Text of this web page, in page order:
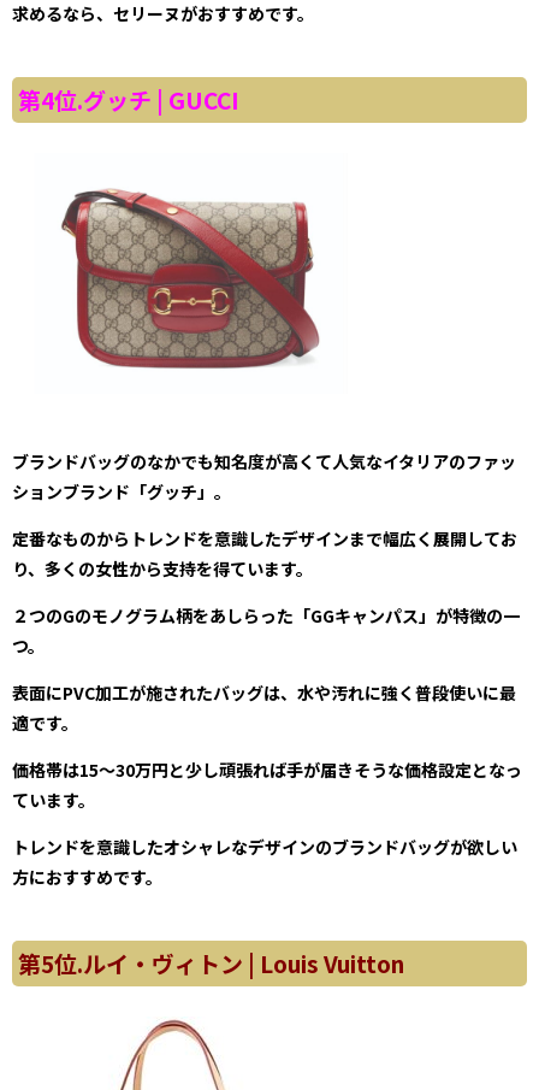
求めるなら、セリーヌがおすすめです。
第4位.グッチ | GUCCI
ブランドバッグのなかでも知名度が高くて人気なイタリアのファッ
ションブランド「グッチ」。
定番なものからトレンドを意識したデザインまで幅広く展開してお
り、多くの女性から支持を得ています。
２つのGのモノグラム柄をあしらった「GGキャンパス」が特徴の一
つ。
表面にPVC加工が施されたバッグは、水や汚れに強く普段使いに最
適です。
価格帯は15～30万円と少し頑張れば手が届きそうな価格設定となっ
ています。
トレンドを意識したオシャレなデザインのブランドバッグが欲しい
方におすすめです。
第5位.ルイ・ヴィトン | Louis Vuitton